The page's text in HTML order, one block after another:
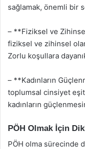
sağlamak, önemli bir
– **Fiziksel ve
fiziksel ve zihinsel
Zorlu koşullara
– **Kadınların
toplumsal cinsiyet
kadınların
PÖH Olmak İçin
PÖH olma sürecinde